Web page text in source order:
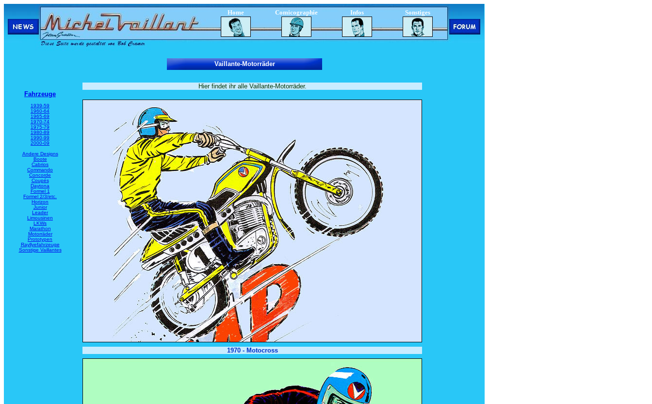
Home Comicographie Infos Sonstiges
Vaillante-Motorräder
Fahrzeuge
1939-59
1960-64
1965-69
1970-74
1975-79
1980-89
1990-99
2000-09
Andere Designs
Boote
Cabrios
Commando
Concorde
Coupés
Daytona
Formel 1
Formel 2/3/etc.
Horizon
Junior
Leader
Limousinen
LKWs
Marathon
Motorräder
Prototypen
Rayllyefahrzeuge
Sonstige Vaillantes
Hier findet ihr alle Vaillante-Motorräder.
1970 - Motocross